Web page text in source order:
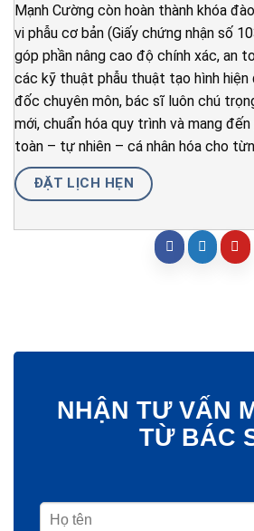
Mạnh Cường còn hoàn thành khóa
vi phẫu cơ bản (Giấy chứng nhận số
góp phần nâng cao độ chính xác, an
các kỹ thuật phẫu thuật tạo hình hiện
đốc chuyên môn, bác sĩ luôn chú
mới, chuẩn hóa quy trình và mang
toàn – tự nhiên – cá nhân hóa cho
ĐẶT LỊCH HẸN
NHẬN TƯ VẤN
TỪ BÁC